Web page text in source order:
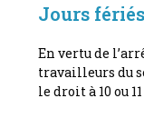
Jours
En vertu de
travailleurs du
le droit à 10 ou